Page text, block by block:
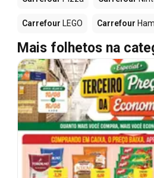
Carrefour LEGO Carrefour
Mais folhetos na